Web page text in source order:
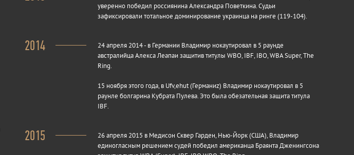
уверенно победил россиянина Александра Поветкина. Судьи
зафиксировали тотальное доминирование украинца на ринге (119-104).
2014
24 апреля 2014 - в Германии Владимир нокаутировал в 5 раунде
австралийца Алекса Леапаи защитив титулы WBO, IBF, IBO, WBA Super, The
Ring.
15 ноября этого года, в Ufv,ehut (Германиz) Владимир нокаутировал в 5
раунле болгарина Кубрата Пулева. Это была обезательная защита титула
IBF.
2015
26 апреля 2015 в Медисон Сквер Гарден, Нью-Йорк (США), Владимир
единогласным решением судей победил американца Браянта Дженингсона